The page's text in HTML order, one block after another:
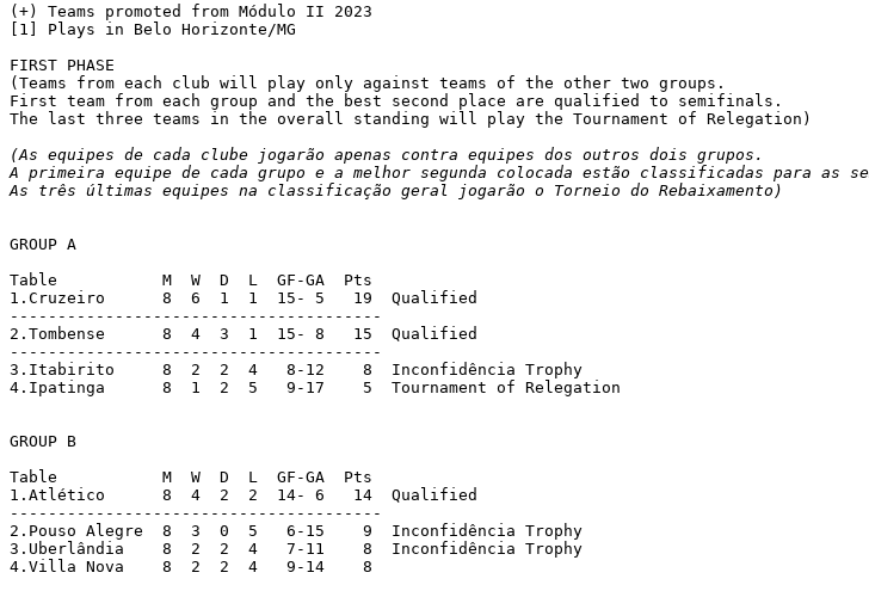
(+) Teams promoted from Módulo II 2023
[1] Plays in Belo Horizonte/MG
FIRST PHASE
(Teams from each club will play only against teams of the other two groups.
First team from each group and the best second place are qualified to semifinals.
The last three teams in the overall standing will play the Tournament of Relegation)
(As equipes de cada clube jogarão apenas contra equipes dos outros dois grupos.
A primeira equipe de cada grupo e a melhor segunda colocada estão classificadas para as
As três últimas equipes na classificação geral jogarão o Torneio do Rebaixamento)
GROUP A
Table		M  W  D  L  GF-GA  Pts
1.Cruzeiro	8  6  1  1  15- 5   19  Qualified
---------------------------------------
2.Tombense	8  4  3  1  15- 8   15  Qualified
---------------------------------------
3.Itabirito	8  2  2  4   8-12    8  Inconfidência Trophy
4.Ipatinga	8  1  2  5   9-17    5  Tournament of Relegation
GROUP B
Table		M  W  D  L  GF-GA  Pts
1.Atlético	8  4  2  2  14- 6   14  Qualified
---------------------------------------
2.Pouso Alegre	8  3  0  5   6-15    9  Inconfidência Trophy
3.Uberlândia	8  2  2  4   7-11    8  Inconfidência Trophy
4.Villa Nova	8  2  2  4   9-14    8